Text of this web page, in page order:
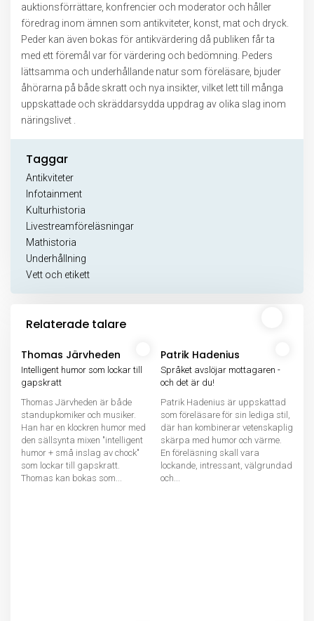
auktionsförrättare, konfrencier och moderator och håller
föredrag inom ämnen som antikviteter, konst, mat och dryck.
Peder kan även bokas för antikvärdering då publiken får ta
med ett föremål var för värdering och bedömning. Peders
lättsamma och underhållande natur som föreläsare, bjuder
åhörarna på både skratt och nya insikter, vilket lett till många
uppskattade och skräddarsydda uppdrag av olika slag inom
näringslivet .
Taggar
Antikviteter
Infotainment
Kulturhistoria
Livestreamföreläsningar
Mathistoria
Underhållning
Vett och etikett
Relaterade talare
Thomas Järvheden
Intelligent humor som lockar till
gapskratt
Thomas Järvheden är både
standupkomiker och musiker.
Han har en klockren humor med
den sällsynta mixen "intelligent
humor + små inslag av chock"
som lockar till gapskratt.
Thomas kan bokas som...
Patrik Hadenius
Språket avslöjar mottagaren -
och det är du!
Patrik Hadenius är uppskattad
som föreläsare för sin lediga stil,
där han kombinerar vetenskaplig
skärpa med humor och värme.
En föreläsning skall vara
lockande, intressant, välgrundad
och...